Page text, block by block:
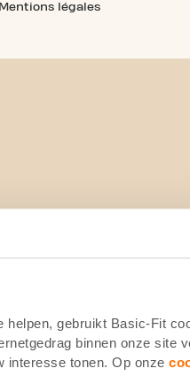
helpen, gebruikt Basic-Fit
binnen onze site
interesse tonen. Op onze
Mentions légales